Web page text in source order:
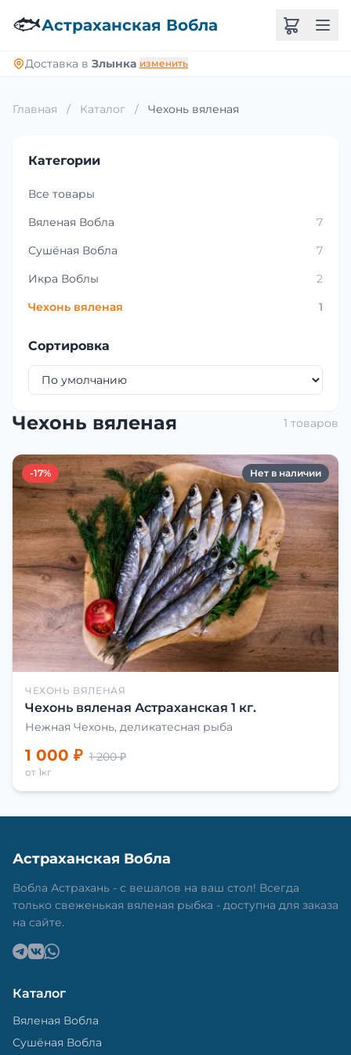
🐟Астраханская Вобла
Доставка в Злынка изменить
Главная / Каталог / Чехонь вяленая
Категории
Все товары
Вяленая Вобла
7
Сушёная Вобла
7
Икра Воблы
2
Чехонь вяленая
1
Сортировка
Чехонь вяленая 1 товаров
-17% Нет в наличии
ЧЕХОНЬ ВЯЛЕНАЯ
Чехонь вяленая Астраханская 1 кг.
Нежная Чехонь, деликатесная рыба
1 000 ₽ 1 200 ₽
от 1кг
Астраханская Вобла
Вобла Астрахань - с вешалов на ваш стол! Всегда
только свеженькая вяленая рыбка - доступна для заказа
на сайте.
Каталог
Вяленая Вобла
Сушёная Вобла